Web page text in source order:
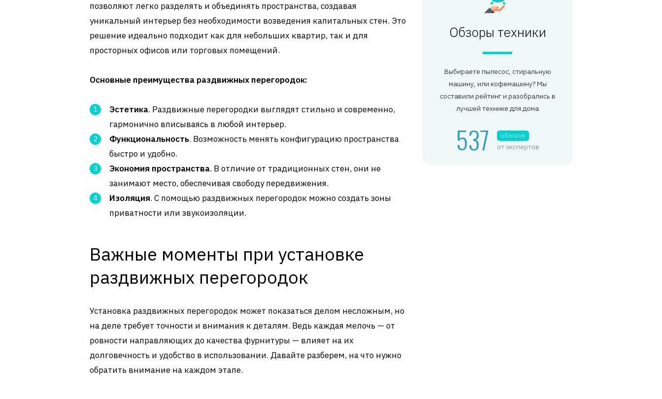
позволяют легко разделять и объединять пространства, создавая
уникальный интерьер без необходимости возведения капитальных стен. Это
решение идеально подходит как для небольших квартир, так и для
просторных офисов или торговых помещений.
Основные преимущества раздвижных перегородок:
Эстетика. Раздвижные перегородки выглядят стильно и современно,
гармонично вписываясь в любой интерьер.
Функциональность. Возможность менять конфигурацию пространства
быстро и удобно.
Экономия пространства. В отличие от традиционных стен, они не
занимают место, обеспечивая свободу передвижения.
Изоляция. С помощью раздвижных перегородок можно создать зоны
приватности или звукоизоляции.
Важные моменты при установке
раздвижных перегородок
Установка раздвижных перегородок может показаться делом несложным, но
на деле требует точности и внимания к деталям. Ведь каждая мелочь — от
ровности направляющих до качества фурнитуры — влияет на их
долговечность и удобство в использовании. Давайте разберем, на что нужно
обратить внимание на каждом этапе.
Обзоры техники
Выбираете пылесос, стиральную
машину, или кофемашину? Мы
составили рейтинг и разобрались в
лучшей технике для дома
537 обзоров
от экспертов